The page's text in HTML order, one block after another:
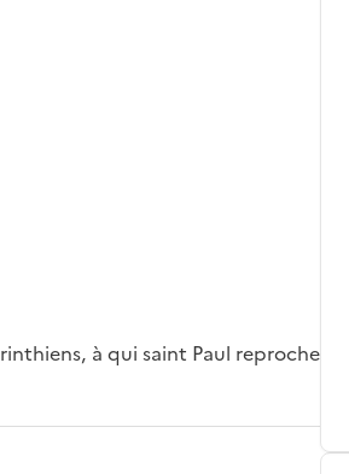
à qui saint Paul reproche